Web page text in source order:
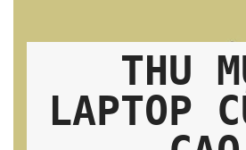
THU
LAPTOP